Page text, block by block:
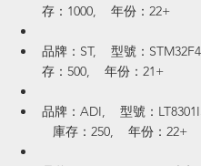
存：1000,    年份：22+
品牌：ST,    型號：
存：500,    年份：21+
品牌：ADI,    型號：
   庫存：250,    年份：22+